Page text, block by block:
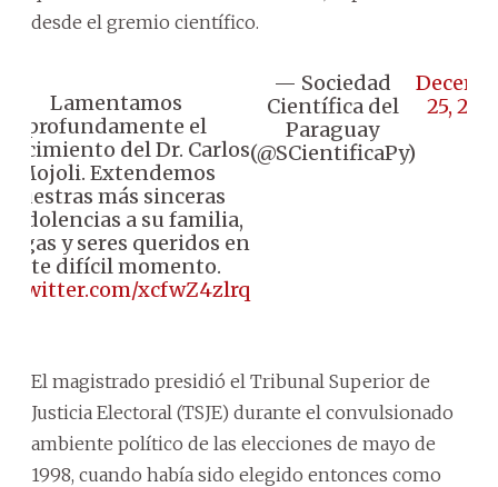
desde el gremio científico.
Lamentamos
profundamente el
del Dr. Carlos
Mojoli. Extendemos
nuestras más sinceras
a su familia,
y seres queridos en
este difícil momento.
xcfwZ4zlrq
— Sociedad
Científica del
Paraguay
(@SCientificaPy)
25,
El magistrado presidió el Tribunal Superior de
Justicia Electoral (TSJE) durante el convulsionado
ambiente político de las elecciones de mayo de
1998, cuando había sido elegido entonces como